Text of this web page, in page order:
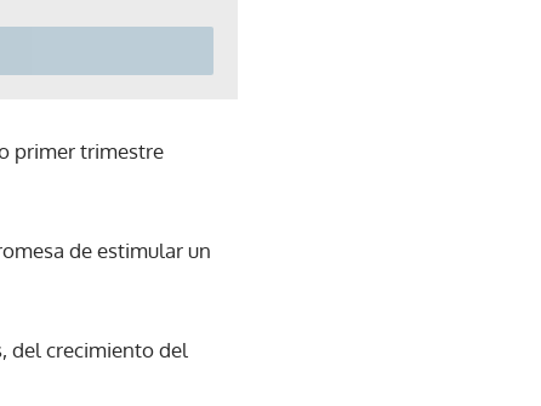
primer trimestre
de estimular un
del crecimiento del